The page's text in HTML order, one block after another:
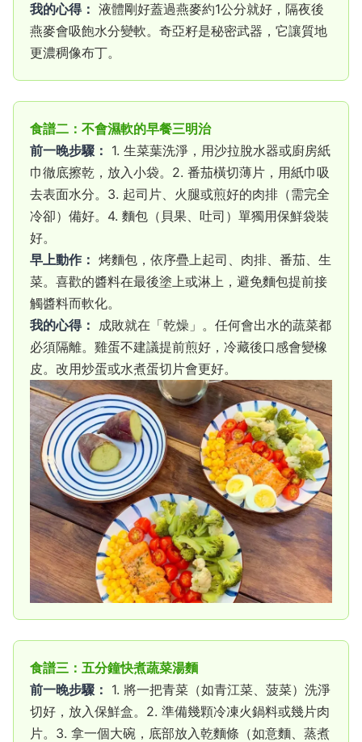
我的心得： 液體剛好蓋過燕麥約1公分就好，隔夜後
燕麥會吸飽水分變軟。奇亞籽是秘密武器，它讓質地
更濃稠像布丁。
食譜二：不會濕軟的早餐三明治
前一晚步驟： 1. 生菜葉洗淨，用沙拉脫水器或廚房紙
巾徹底擦乾，放入小袋。2. 番茄橫切薄片，用紙巾吸
去表面水分。3. 起司片、火腿或煎好的肉排（需完全
冷卻）備好。4. 麵包（貝果、吐司）單獨用保鮮袋裝
好。
早上動作： 烤麵包，依序疊上起司、肉排、番茄、生
菜。喜歡的醬料在最後塗上或淋上，避免麵包提前接
觸醬料而軟化。
我的心得： 成敗就在「乾燥」。任何會出水的蔬菜都
必須隔離。雞蛋不建議提前煎好，冷藏後口感會變橡
皮。改用炒蛋或水煮蛋切片會更好。
食譜三：五分鐘快煮蔬菜湯麵
前一晚步驟： 1. 將一把青菜（如青江菜、菠菜）洗淨
切好，放入保鮮盒。2. 準備幾顆冷凍火鍋料或幾片肉
片。3. 拿一個大碗，底部放入乾麵條（如意麵、蒸煮